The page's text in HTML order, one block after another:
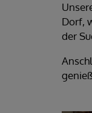
Dorf,
der